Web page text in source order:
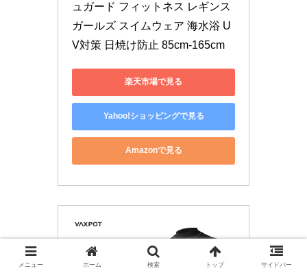
ュガード フィットネス レギンス
ガールズ スイムウェア 海水浴 U
V対策 日焼け防止 85cm-165cm
楽天市場で見る
Yahoo!ショッピングで見る
Amazonで見る
メニュー ホーム 検索 トップ サイドバー